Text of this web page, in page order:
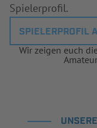
Spielerprofil.
SPIELERPROFIL
Wir zeigen euch